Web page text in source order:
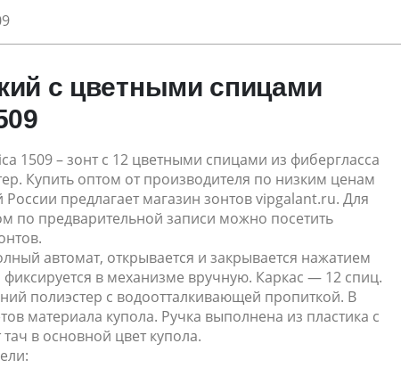
с цветными спицами
1509 – зонт с 12 цветными спицами из фибергласса
Купить оптом от производителя по низким ценам
России предлагает магазин зонтов vipgalant.ru. Для
по предварительной записи можно посетить
автомат, открывается и закрывается нажатием
фиксируется в механизме вручную. Каркас — 12 спиц.
полиэстер с водоотталкивающей пропиткой. В
материала купола. Ручка выполнена из пластика с
в основной цвет купола.